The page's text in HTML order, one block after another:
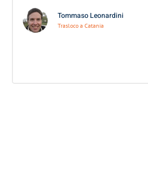
Tommaso Leonardini
Trasloco a Catania